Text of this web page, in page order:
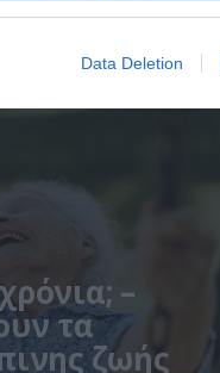
Data Deletion
–
τα
ζωής